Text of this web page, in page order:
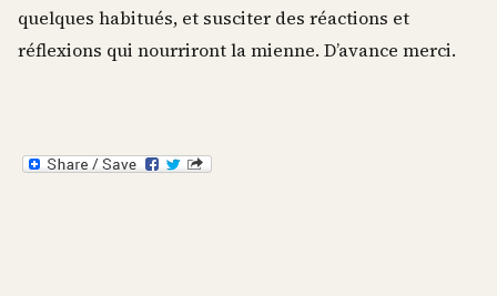
quelques habitués, et susciter des réactions et
réflexions qui nourriront la mienne. D’avance merci.